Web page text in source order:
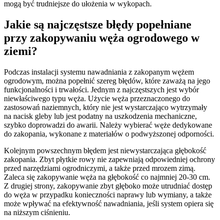
mogą być trudniejsze do ułożenia w wykopach.
Jakie są najczęstsze błędy popełniane
przy zakopywaniu węża ogrodowego w
ziemi?
Podczas instalacji systemu nawadniania z zakopanym wężem
ogrodowym, można popełnić szereg błędów, które zaważą na jego
funkcjonalności i trwałości. Jednym z najczęstszych jest wybór
niewłaściwego typu węża. Użycie węża przeznaczonego do
zastosowań naziemnych, który nie jest wystarczająco wytrzymały
na nacisk gleby lub jest podatny na uszkodzenia mechaniczne,
szybko doprowadzi do awarii. Należy wybierać węże dedykowane
do zakopania, wykonane z materiałów o podwyższonej odporności.
Kolejnym powszechnym błędem jest niewystarczająca głębokość
zakopania. Zbyt płytkie rowy nie zapewniają odpowiedniej ochrony
przed narzędziami ogrodniczymi, a także przed mrozem zimą.
Zaleca się zakopywanie węża na głębokość co najmniej 20-30 cm.
Z drugiej strony, zakopywanie zbyt głęboko może utrudniać dostęp
do węża w przypadku konieczności naprawy lub wymiany, a także
może wpływać na efektywność nawadniania, jeśli system opiera się
na niższym ciśnieniu.